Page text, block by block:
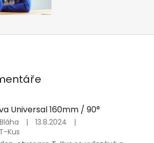
Universal 160mm / 90°
| 13.8.2024
|
Kus